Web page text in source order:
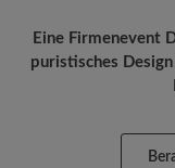
Eine Firmenevent
puristisches